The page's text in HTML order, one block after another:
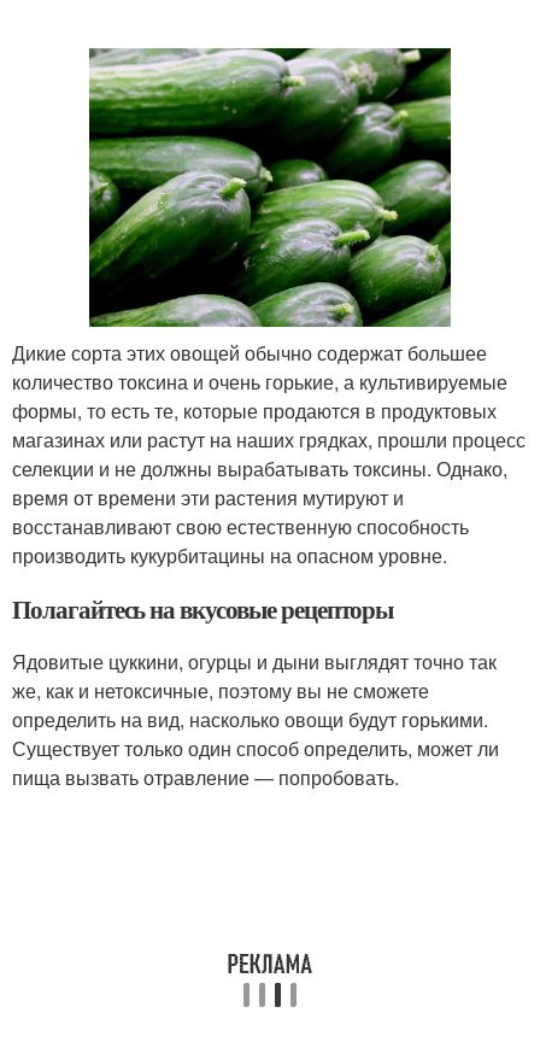
Дикие сорта этих овощей обычно содержат большее
количество токсина и очень горькие, а культивируемые
формы, то есть те, которые продаются в продуктовых
магазинах или растут на наших грядках, прошли процесс
селекции и не должны вырабатывать токсины. Однако,
время от времени эти растения мутируют и
восстанавливают свою естественную способность
производить кукурбитацины на опасном уровне.
Полагайтесь на вкусовые рецепторы
Ядовитые цуккини, огурцы и дыни выглядят точно так
же, как и нетоксичные, поэтому вы не сможете
определить на вид, насколько овощи будут горькими.
Существует только один способ определить, может ли
пища вызвать отравление — попробовать.